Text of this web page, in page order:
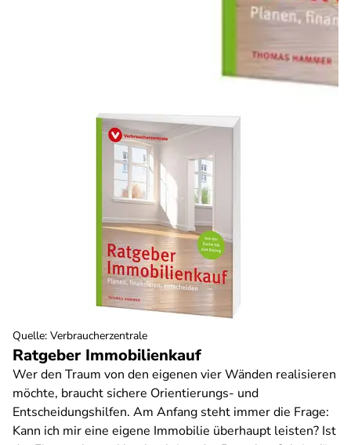
Ratgeber Immobilienkauf
Wer den Traum von den eigenen vier Wänden realisieren
möchte, braucht sichere Orientierungs- und
Entscheidungshilfen. Am Anfang steht immer die Frage:
Kann ich mir eine eigene Immobilie überhaupt leisten? Ist
Quelle: Verbraucherzentrale